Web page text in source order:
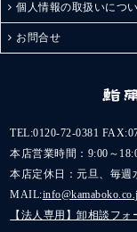
個人情報の取扱いにつ
お問合せ
TEL:0120-72-0381
本店営業時間：9:00～
本店定休日：元旦、毎週
MAIL:
【法人専用】卸相談フォ